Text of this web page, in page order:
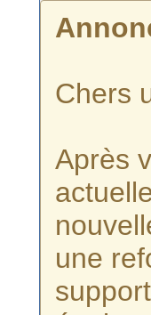
Chers
Après
une